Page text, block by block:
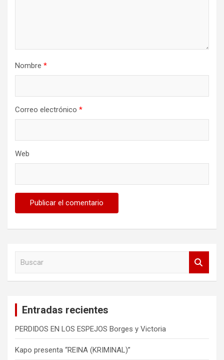
Nombre *
Correo electrónico *
Web
Entradas recientes
PERDIDOS EN LOS ESPEJOS Borges y Victoria
Kapo presenta “REINA (KRIMINAL)”